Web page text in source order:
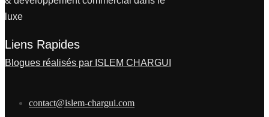
luxe
Liens Rapides
Blogues réalisés par ISLEM CHARGUI
contact@islem-chargui.com